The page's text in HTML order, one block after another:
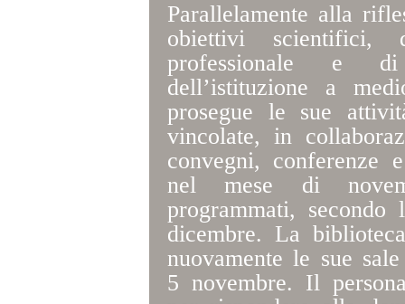
Parallelamente alla
obiettivi scientifici,
professionale e
dell’istituzione a
prosegue le sue
vincolate, in
convegni, conferenze
nel mese di
programmati,
dicembre. La
nuovamente le sue
5 novembre. Il